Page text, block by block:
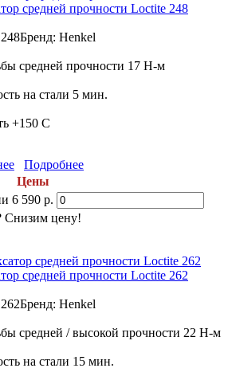
средней прочности Loctite 248
Бренд: Henkel
средней прочности 17 Н-м
на стали 5 мин.
+150 С
Подробнее
Цены
6 590 р.
Снизим цену!
средней прочности Loctite 262
Бренд: Henkel
средней / высокой прочности 22 Н-м
на стали 15 мин.